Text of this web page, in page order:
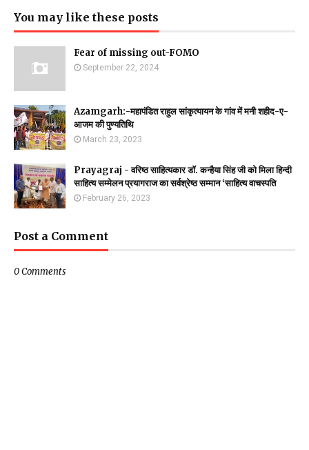
You may like these posts
Fear of missing out-FOMO
September 22, 2024
Azamgarh:-महापंडित राहुल सांकृत्यायन के गांव में मनी शहीद-ए-
आजम की पुण्यतिथि
March 23, 2023
Prayagraj - वरिष्ठ साहित्यकार डॉ. कन्हैया सिंह जी को मिला हिन्दी
साहित्य सम्मेलन प्रयागराज का सर्वश्रेष्ठ सम्मान ‘साहित्य वाचस्पति
February 26, 2023
Post a Comment
0 Comments